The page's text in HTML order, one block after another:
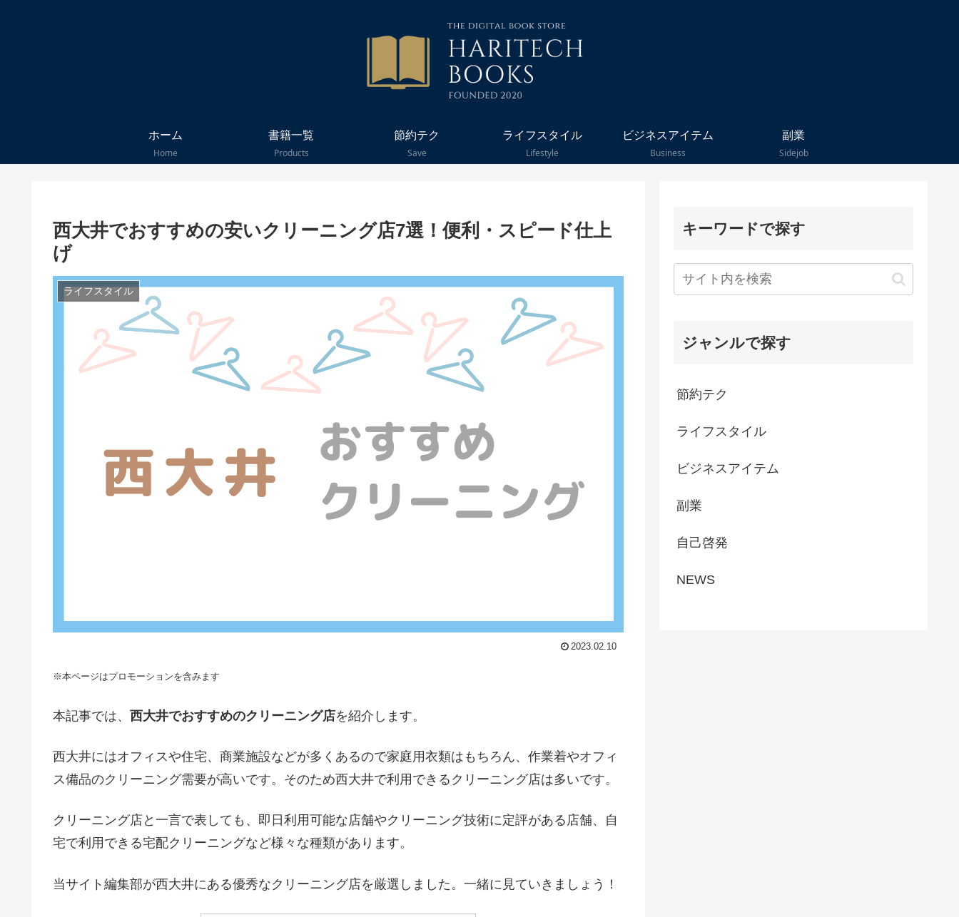
ホーム
Home
書籍一覧
Products
節約テク
Save
ライフスタイル
Lifestyle
ビジネスアイテム
Business
副業
Sidejob
西大井でおすすめの安いクリーニング店7選！便利・スピード仕上
げ
ライフスタイル
2023.02.10
※本ページはプロモーションを含みます
本記事では、 西大井でおすすめのクリーニング店を紹介します。
西大井にはオフィスや住宅、商業施設などが多くあるので家庭用衣類はもちろん、作業着やオフィ
ス備品のクリーニング需要が高いです。そのため西大井で利用できるクリーニング店は多いです。
クリーニング店と一言で表しても、即日利用可能な店舗やクリーニング技術に定評がある店舗、自
宅で利用できる宅配クリーニングなど様々な種類があります。
当サイト編集部が西大井にある優秀なクリーニング店を厳選しました。一緒に見ていきましょう！
キーワードで探す
ジャンルで探す
節約テク
ライフスタイル
ビジネスアイテム
副業
自己啓発
NEWS